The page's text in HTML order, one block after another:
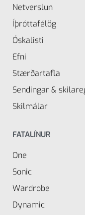
Netverslun
Íþróttafélög
Óskalisti
Efni
Stærðartafla
Sendingar &
Skilmálar
FATALÍNUR
One
Sonic
Wardrobe
Dynamic